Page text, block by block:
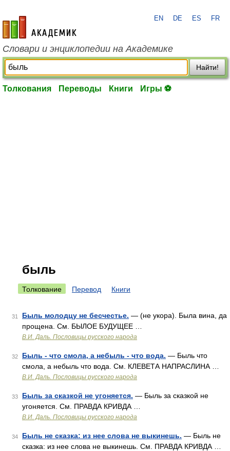
academic.ru
EN DE ES FR
Словари и энциклопедии на Академике
Найти!
Толкования Переводы Книги Игры ⚽
быль
Толкование Перевод Книги
31 Быль молодцу не бесчестье. — (не укора). Была вина, да
прощена. См. БЫЛОЕ БУДУЩЕЕ …
В.И. Даль. Пословицы русского народа
32 Быль - что смола, а небыль - что вода. — Быль что
смола, а небыль что вода. См. КЛЕВЕТА НАПРАСЛИНА …
В.И. Даль. Пословицы русского народа
33 Быль за сказкой не угоняется. — Быль за сказкой не
угоняется. См. ПРАВДА КРИВДА …
В.И. Даль. Пословицы русского народа
34 Быль не сказка: из нее слова не выкинешь. — Быль не
сказка: из нее слова не выкинешь. См. ПРАВДА КРИВДА …